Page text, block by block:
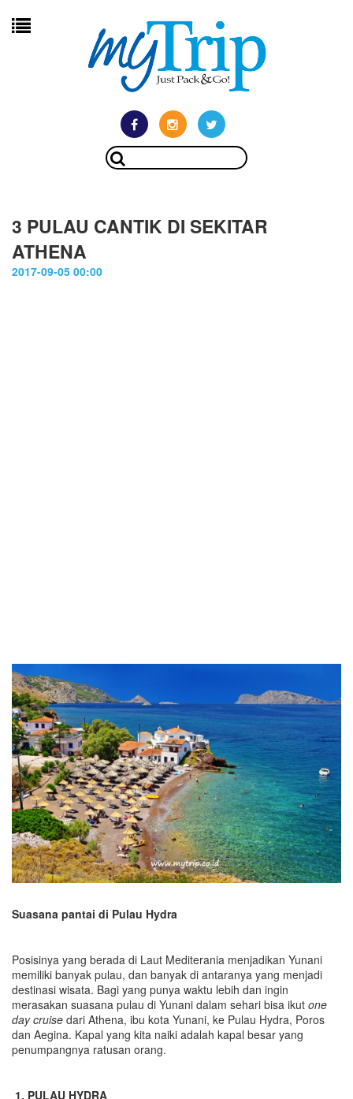
3 PULAU CANTIK DI SEKITAR
ATHENA
2017-09-05 00:00
Suasana pantai di Pulau Hydra
Posisinya yang berada di Laut Mediterania menjadikan Yunani
memiliki banyak pulau, dan banyak di antaranya yang menjadi
destinasi wisata. Bagi yang punya waktu lebih dan ingin
merasakan suasana pulau di Yunani dalam sehari bisa ikut one
day cruise dari Athena, ibu kota Yunani, ke Pulau Hydra, Poros
dan Aegina. Kapal yang kita naiki adalah kapal besar yang
penumpangnya ratusan orang.
1. PULAU HYDRA